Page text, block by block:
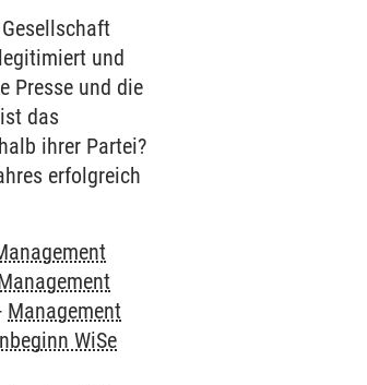
und
Presse und die
das
ihrer Partei?
erfolgreich
Management
WiSe